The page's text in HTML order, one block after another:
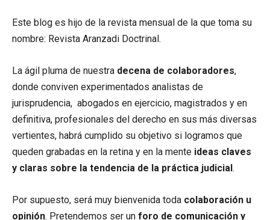
Este blog es hijo de la revista mensual de la que toma su
nombre: Revista Aranzadi Doctrinal.
La ágil pluma de nuestra decena de colaboradores,
donde conviven experimentados analistas de
jurisprudencia, abogados en ejercicio, magistrados y en
definitiva, profesionales del derecho en sus más diversas
vertientes, habrá cumplido su objetivo si logramos que
queden grabadas en la retina y en la mente ideas claves
y claras sobre la tendencia de la práctica judicial.
Por supuesto, será muy bienvenida toda colaboración u
opinión. Pretendemos ser un foro de comunicación y